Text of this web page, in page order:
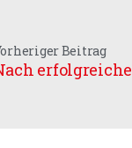
Beitrag